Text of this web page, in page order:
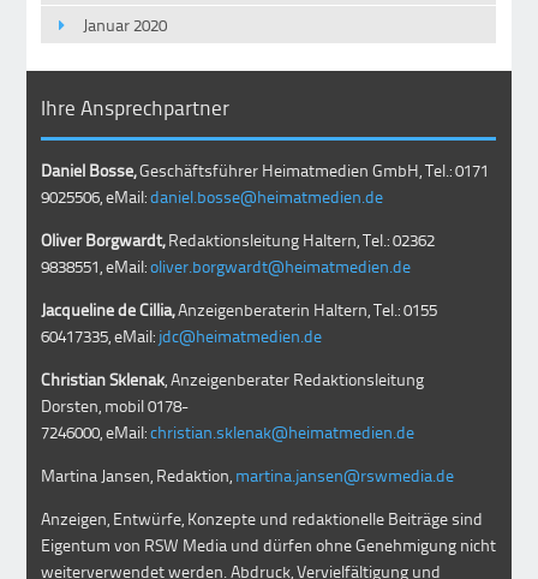
Januar 2020
Ihre Ansprechpartner
Daniel Bosse,Geschäftsführer Heimatmedien GmbH, Tel.: 0171
9025506, eMail:daniel.bosse@heimatmedien.de
Oliver Borgwardt,Redaktionsleitung Haltern, Tel.: 02362
9838551, eMail:oliver.borgwardt@heimatmedien.de
Jacqueline de Cillia,Anzeigenberaterin Haltern, Tel.: 0155
60417335, eMail: jdc@heimatmedien.de
Christian Sklenak, Anzeigenberater Redaktionsleitung
Dorsten, mobil0178-
7246000, eMail:christian.sklenak@heimatmedien.de
Martina Jansen, Redaktion, martina.jansen@rswmedia.de
Anzeigen, Entwürfe, Konzepte und redaktionelle Beiträge sind
Eigentum von RSW Media und dürfen ohne Genehmigung nicht
weiterverwendet werden. Abdruck, Vervielfältigung und